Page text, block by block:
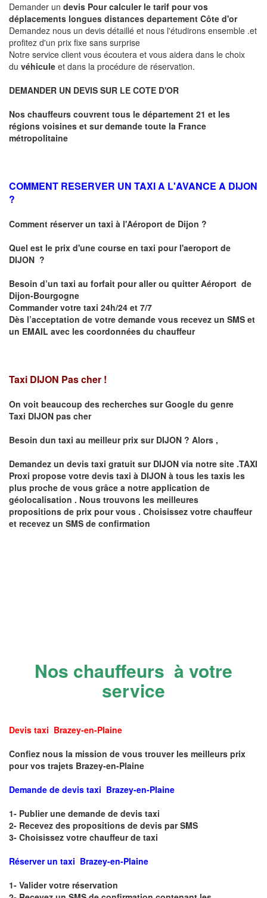
Demander un devis Pour calculer le tarif pour vos
déplacements longues distances departement Côte d'or
Demandez nous un devis détaillé et nous l'étudirons ensemble .et
profitez d'un prix fixe sans surprise
Notre service client vous écoutera et vous aidera dans le choix
du véhicule et dans la procédure de réservation.
DEMANDER UN DEVIS SUR LE COTE D'OR
Nos chauffeurs couvrent tous le département 21 et les
régions voisines et sur demande toute la France
métropolitaine
COMMENT RESERVER UN TAXI A L'AVANCE A DIJON
?
Comment réserver un taxi à l'Aéroport de Dijon ?
Quel est le prix d'une course en taxi pour l'aeroport de
DIJON ?
Besoin d’un taxi au forfait pour aller ou quitter Aéroport de
Dijon-Bourgogne
Commander votre taxi 24h/24 et 7/7
Dès l’acceptation de votre demande vous recevez un SMS et
un EMAIL avec les coordonnées du chauffeur
Taxi DIJON Pas cher !
On voit beaucoup des recherches sur Google du genre
Taxi DIJON pas cher
Besoin dun taxi au meilleur prix sur DIJON ? Alors ,
Demandez un devis taxi gratuit sur DIJON via notre site .TAXI
Proxi propose votre devis taxi à DIJON à tous les taxis les
plus proche de vous grâce a notre application de
géolocalisation . Nous trouvons les meilleures
propositions de prix pour vous . Choisissez votre chauffeur
et recevez un SMS de confirmation
Nos chauffeurs à votre
service
Devis taxi Brazey-en-Plaine
Confiez nous la mission de vous trouver les meilleurs prix
pour vos trajets Brazey-en-Plaine
Demande de devis taxi Brazey-en-Plaine
1- Publier une demande de devis taxi
2- Recevez des propositions de devis par SMS
3- Choisissez votre chauffeur de taxi
Réserver un taxi Brazey-en-Plaine
1- Valider votre réservation